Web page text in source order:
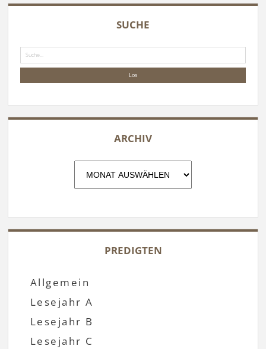
SUCHE
ARCHIV
PREDIGTEN
Allgemein
Lesejahr A
Lesejahr B
Lesejahr C